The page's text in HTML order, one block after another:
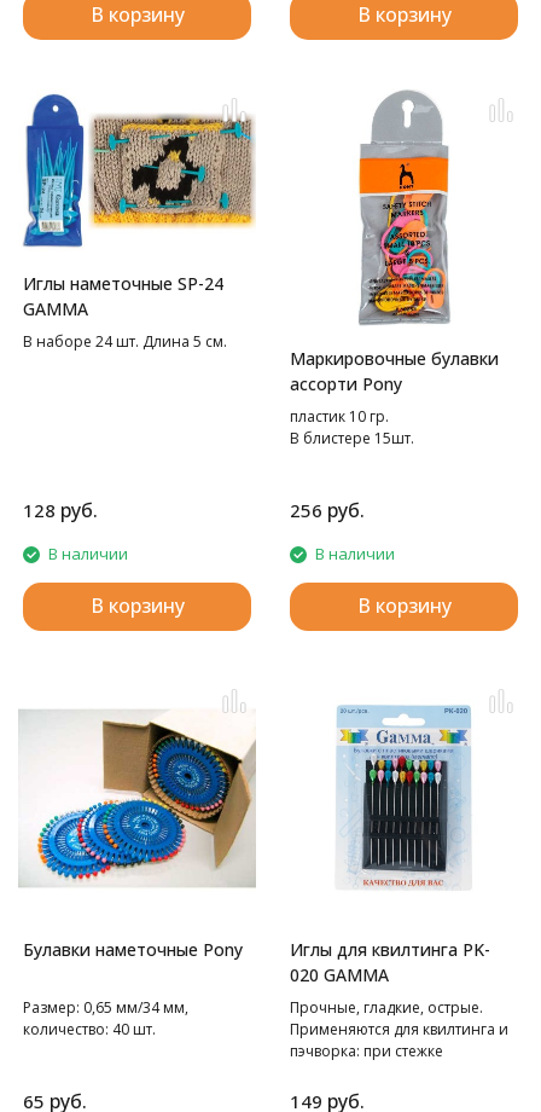
В корзину В корзину
Иглы наметочные SP-24
GAMMA
В наборе 24 шт. Длина 5 см.
128 руб.
В наличии
В корзину
Маркировочные булавки
ассорти Pony
пластик 10 гр.
В блистере 15шт.
256 руб.
В наличии
В корзину
Булавки наметочные Pony
Размер: 0,65 мм/34 мм,
количество: 40 шт.
65 руб.
Иглы для квилтинга PK-
020 GAMMA
Прочные, гладкие, острые.
Применяются для квилтинга и
пэчворка: при стежке
синтепона и т.д. Длина
149 руб.